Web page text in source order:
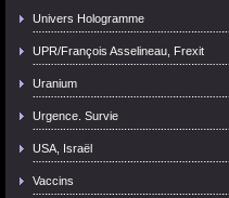
Univers Hologramme
UPR/François Asselineau, Frexit
Uranium
Urgence. Survie
USA, Israël
Vaccins